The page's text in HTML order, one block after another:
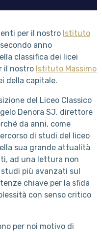
per il nostro Istituto
anno
classifica dei licei
il nostro Istituto Massimo
della capitale.
del Liceo Classico
Denora SJ, direttore
da anni, come
di studi del liceo
sua grande attualità
ad una lettura non
più avanzati sul
chiave per la sfida
con senso critico
per noi motivo di